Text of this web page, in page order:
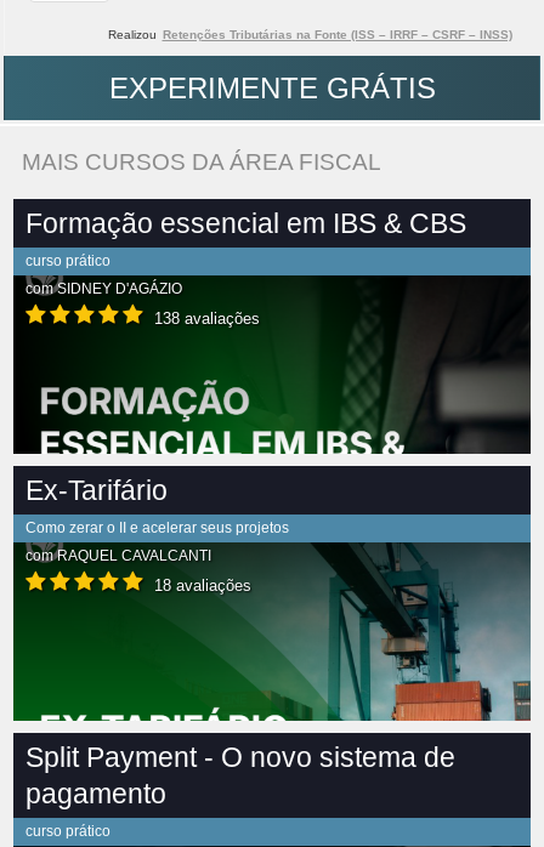
Realizou Retenções Tributárias na Fonte (ISS – IRRF – CSRF – INSS)
EXPERIMENTE GRÁTIS
MAIS CURSOS DA ÁREA FISCAL
Formação essencial em IBS & CBS
curso prático
comSIDNEY D'AGÁZIO
138 avaliações
Ex-Tarifário
Como zerar o II e acelerar seus projetos
comRAQUEL CAVALCANTI
18 avaliações
Split Payment - O novo sistema de
pagamento
curso prático